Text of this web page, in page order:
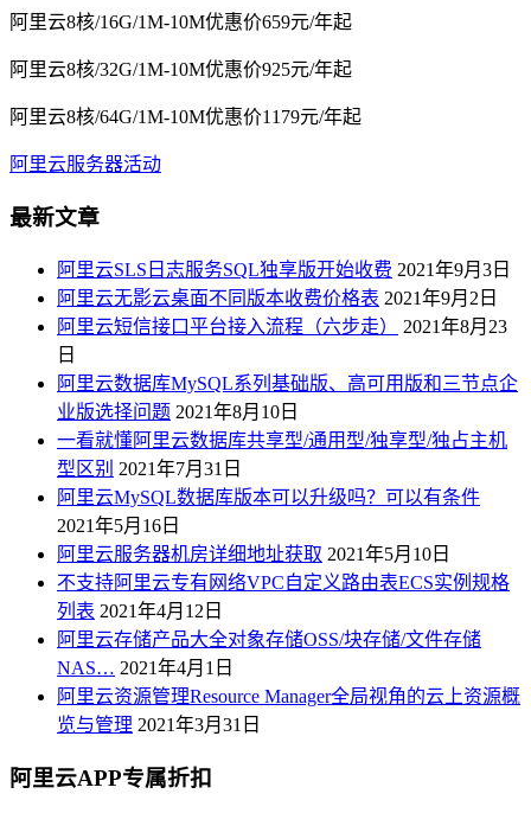
阿里云8核/16G/1M-10M优惠价659元/年起
阿里云8核/32G/1M-10M优惠价925元/年起
阿里云8核/64G/1M-10M优惠价1179元/年起
阿里云服务器活动
最新文章
阿里云SLS日志服务SQL独享版开始收费 2021年9月3日
阿里云无影云桌面不同版本收费价格表 2021年9月2日
阿里云短信接口平台接入流程（六步走）
2021年8月23
日
阿里云数据库MySQL系列基础版、高可用版和三节点企
业版选择问题 2021年8月10日
一看就懂阿里云数据库共享型/通用型/独享型/独占主机
型区别 2021年7月31日
阿里云MySQL数据库版本可以升级吗？可以有条件
2021年5月16日
阿里云服务器机房详细地址获取 2021年5月10日
不支持阿里云专有网络VPC自定义路由表ECS实例规格
列表 2021年4月12日
阿里云存储产品大全对象存储OSS/块存储/文件存储
NAS… 2021年4月1日
阿里云资源管理Resource Manager全局视角的云上资源概
览与管理 2021年3月31日
阿里云APP专属折扣